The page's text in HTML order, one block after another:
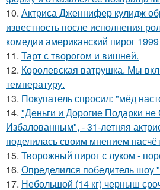
10. Актриса Дженнифер кулидж
известность после исполнения
комедии американский пирог 1999
11. Тарт с творогом и вишней.
12. Королевская ватрушка. Мы
температуру.
13. Покупатель спросил: "мёд
14. "Деньги и Дорогие Подарки
Избалованным", - 31-летняя
поделилась своим мнением
15. Творожный пирог с луком -
16. Определился победитель шоу
17. Небольшой (14 кг) черныш